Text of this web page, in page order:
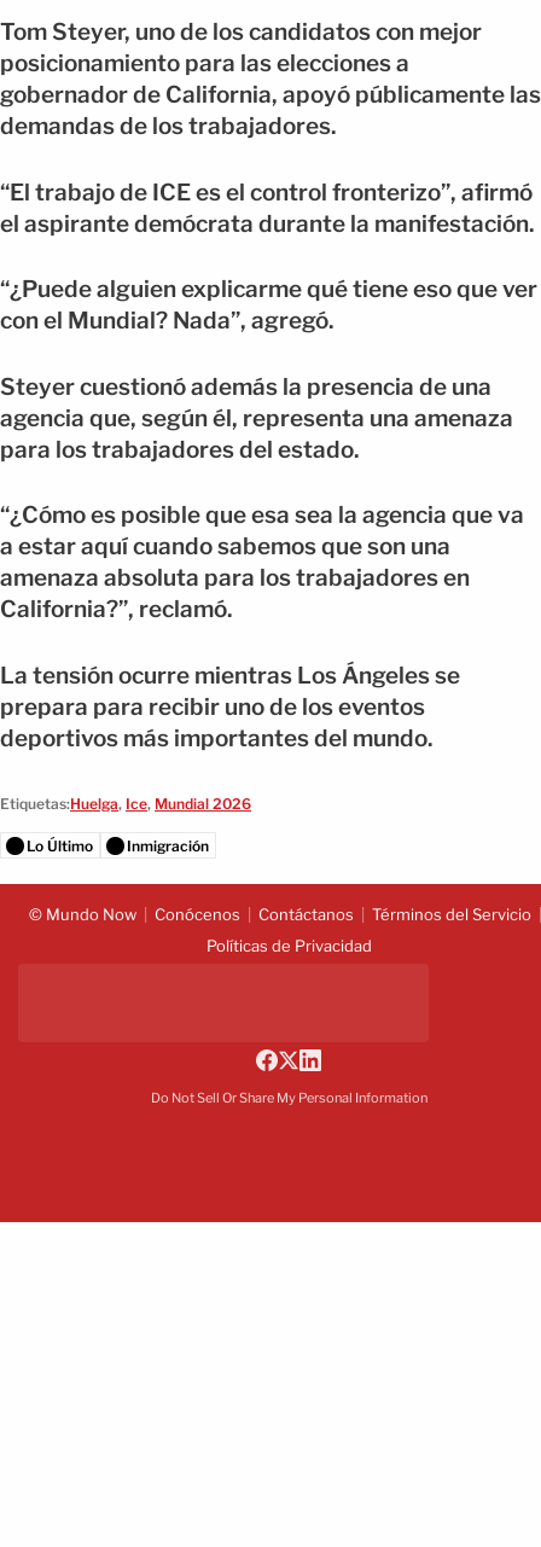
Tom Steyer, uno de los candidatos con mejor
posicionamiento para las elecciones a
gobernador de California, apoyó públicamente las
demandas de los trabajadores.
“El trabajo de ICE es el control fronterizo”, afirmó
el aspirante demócrata durante la manifestación.
“¿Puede alguien explicarme qué tiene eso que ver
con el Mundial? Nada”, agregó.
Steyer cuestionó además la presencia de una
agencia que, según él, representa una amenaza
para los trabajadores del estado.
“¿Cómo es posible que esa sea la agencia que va
a estar aquí cuando sabemos que son una
amenaza absoluta para los trabajadores en
California?”, reclamó.
La tensión ocurre mientras Los Ángeles se
prepara para recibir uno de los eventos
deportivos más importantes del mundo.
Etiquetas:Huelga, Ice, Mundial 2026
Lo Último Inmigración
© Mundo Now Conócenos Contáctanos
Términos del Servicio
Políticas de Privacidad
Do Not Sell Or Share My Personal Information